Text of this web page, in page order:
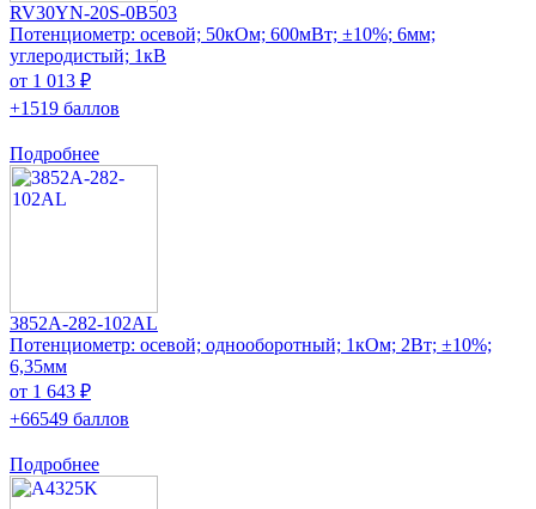
RV30YN-20S-0B503
Потенциометр: осевой; 50кОм; 600мВт; ±10%; 6мм;
углеродистый; 1кВ
от 1 013 ₽
+1519 баллов
Подробнее
3852A-282-102AL
Потенциометр: осевой; однооборотный; 1кОм; 2Вт; ±10%;
6,35мм
от 1 643 ₽
+66549 баллов
Подробнее